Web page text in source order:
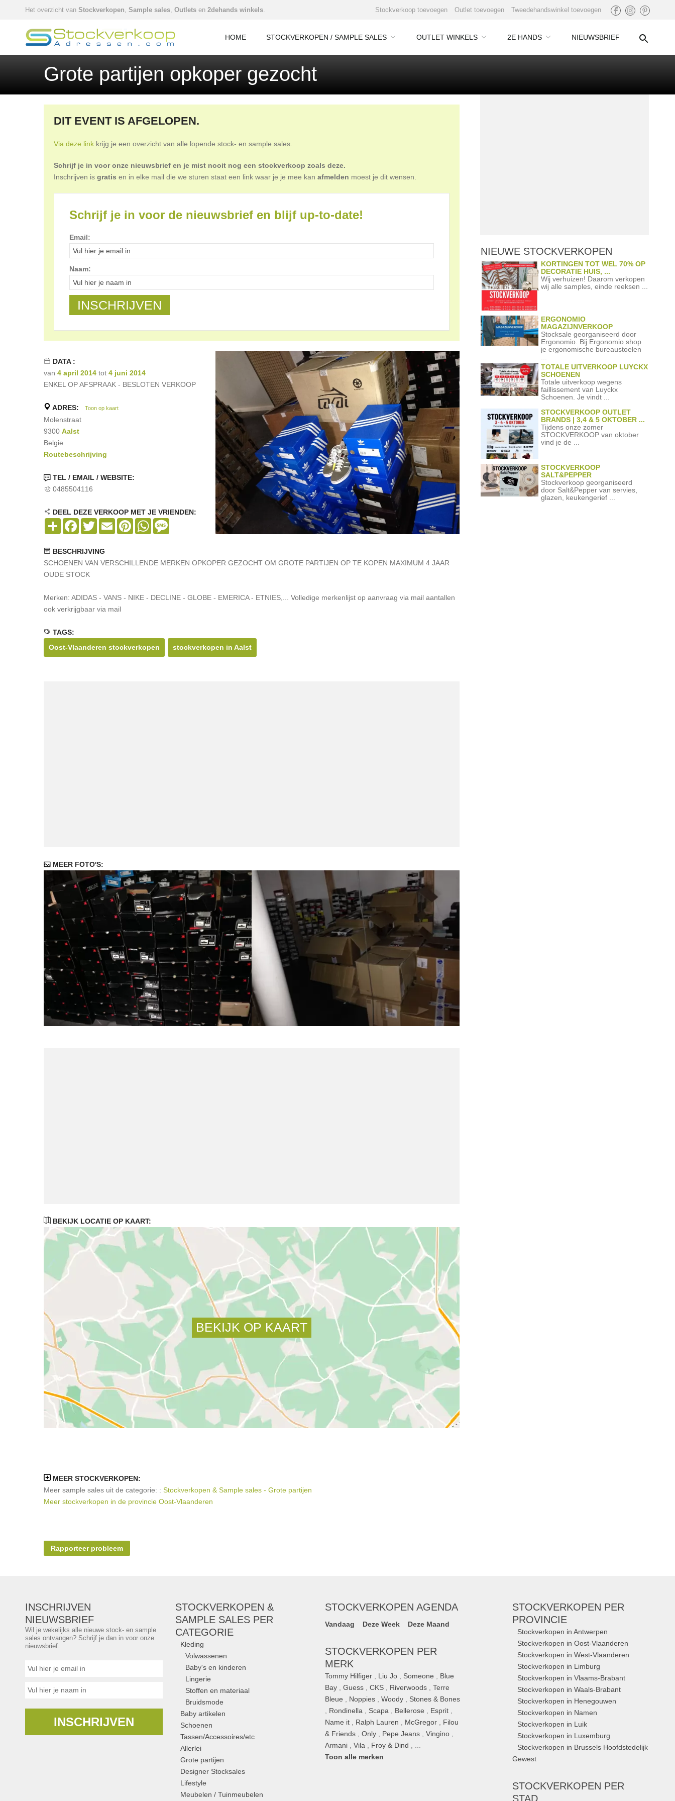
Het overzicht van Stockverkopen, Sample sales, Outlets en 2dehands winkels. Stockverkoop toevoegen Outlet toevoegen Tweedehandswinkel toevoegen
HOME STOCKVERKOPEN / SAMPLE SALES OUTLET WINKELS 2E HANDS NIEUWSBRIEF
Grote partijen opkoper gezocht
DIT EVENT IS AFGELOPEN.
Via deze link krijg je een overzicht van alle lopende stock- en sample sales.
Schrijf je in voor onze nieuwsbrief en je mist nooit nog een stockverkoop zoals deze.
Inschrijven is gratis en in elke mail die we sturen staat een link waar je je mee kan afmelden moest je dit wensen.
Schrijf je in voor de nieuwsbrief en blijf up-to-date!
Email:
Naam:
DATA :
van 4 april 2014 tot 4 juni 2014
ENKEL OP AFSPRAAK - BESLOTEN VERKOOP
ADRES: Toon op kaart
Molenstraat
9300 Aalst
Belgie
Routebeschrijving
TEL / EMAIL / WEBSITE:
0485504116
DEEL DEZE VERKOOP MET JE VRIENDEN:
Share Facebook
TwitterEmail PinterestWhatsApp
BESCHRIJVING
SCHOENEN VAN VERSCHILLENDE MERKEN OPKOPER GEZOCHT OM GROTE PARTIJEN OP TE KOPEN MAXIMUM 4 JAAR
OUDE STOCK
Merken: ADIDAS - VANS - NIKE - DECLINE - GLOBE - EMERICA - ETNIES,... Volledige merkenlijst op aanvraag via mail aantallen
ook verkrijgbaar via mail
TAGS:
Oost-Vlaanderen stockverkopen
stockverkopen in Aalst
MEER FOTO'S:
BEKIJK LOCATIE OP KAART:
MEER STOCKVERKOPEN:
Meer sample sales uit de categorie: : Stockverkopen & Sample sales - Grote partijen
Meer stockverkopen in de provincie Oost-Vlaanderen
Rapporteer probleem
NIEUWE STOCKVERKOPEN
KORTINGEN TOT WEL 70% OP
DECORATIE HUIS, ...
Wij verhuizen! Daarom verkopen
wij alle samples, einde reeksen ...
ERGONOMIO
MAGAZIJNVERKOOP
Stocksale georganiseerd door
Ergonomio. Bij Ergonomio shop
je ergonomische bureaustoelen
TOTALE UITVERKOOP LUYCKX
SCHOENEN
Totale uitverkoop wegens
faillissement van Luyckx
Schoenen. Je vindt ...
STOCKVERKOOP OUTLET
BRANDS | 3,4 & 5 OKTOBER ...
Tijdens onze zomer
STOCKVERKOOP van oktober
vind je de ...
STOCKVERKOOP
SALT&PEPPER
Stockverkoop georganiseerd
door Salt&Pepper van servies,
glazen, keukengerief ...
INSCHRIJVEN
NIEUWSBRIEF
Wil je wekelijks alle nieuwe stock- en sample
sales ontvangen? Schrijf je dan in voor onze
nieuwsbrief.
INSCHRIJVEN
STOCKVERKOPEN &
SAMPLE SALES PER
CATEGORIE
Kleding
Volwassenen
Baby's en kinderen
Lingerie
Stoffen en materiaal
Bruidsmode
Baby artikelen
Schoenen
Tassen/Accessoires/etc
Allerlei
Grote partijen
Designer Stocksales
Lifestyle
Meubelen / Tuinmeubelen
STOCKVERKOPEN AGENDA
Vandaag Deze Week Deze Maand
STOCKVERKOPEN PER
MERK
Tommy Hilfiger Liu Jo Someone
Blue
Bay ,Guess ,CKS Riverwoods ,Terre
Bleue
Noppies ,Woody
Stones & Bones
Rondinella Scapa Bellerose Esprit
Name it
Ralph Lauren McGregor
Filou
& Friends ,Only Pepe Jeans ,Vingino
Armani ,Vila Froy & Dind
Toon alle merken
STOCKVERKOPEN PER
PROVINCIE
Stockverkopen in Antwerpen
Stockverkopen in Oost-Vlaanderen
Stockverkopen in West-Vlaanderen
Stockverkopen in Limburg
Stockverkopen in Vlaams-Brabant
Stockverkopen in Waals-Brabant
Stockverkopen in Henegouwen
Stockverkopen in Namen
Stockverkopen in Luik
Stockverkopen in Luxemburg
Stockverkopen in Brussels Hoofdstedelijk
Gewest
STOCKVERKOPEN PER
STAD